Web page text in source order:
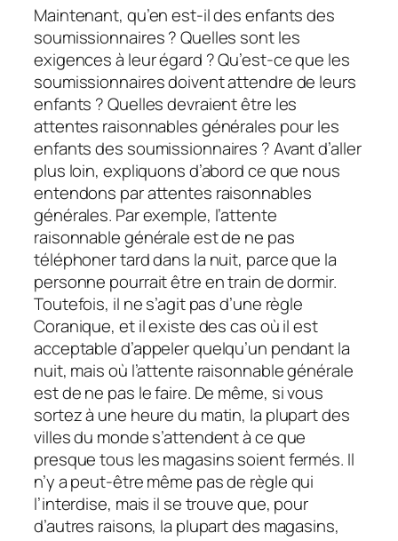
Maintenant, qu’en est-il des enfants des
soumissionnaires ? Quelles sont les
exigences à leur égard ? Qu’est-ce que les
soumissionnaires doivent attendre de leurs
enfants ? Quelles devraient être les
attentes raisonnables générales pour les
enfants des soumissionnaires ? Avant d’aller
plus loin, expliquons d’abord ce que nous
entendons par attentes raisonnables
générales. Par exemple, l’attente
raisonnable générale est de ne pas
téléphoner tard dans la nuit, parce que la
personne pourrait être en train de dormir.
Toutefois, il ne s’agit pas d’une règle
Coranique, et il existe des cas où il est
acceptable d’appeler quelqu’un pendant la
nuit, mais où l’attente raisonnable générale
est de ne pas le faire. De même, si vous
sortez à une heure du matin, la plupart des
villes du monde s’attendent à ce que
presque tous les magasins soient fermés. Il
n’y a peut-être même pas de règle qui
l’interdise, mais il se trouve que, pour
d’autres raisons, la plupart des magasins,